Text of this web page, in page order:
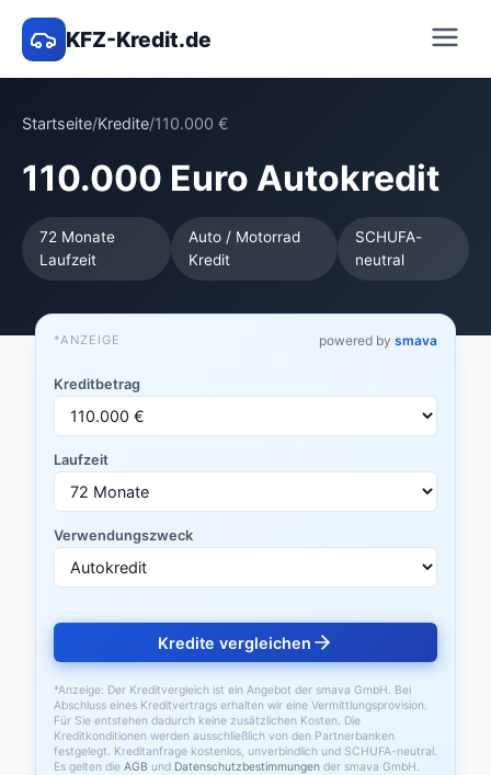
KFZ-Kredit.de
Startseite/Kredite/110.000 €
110.000 Euro Autokredit
72 Monate
Laufzeit
Auto / Motorrad
Kredit
SCHUFA-
neutral
*ANZEIGE powered by smava
Kreditbetrag
Laufzeit
Verwendungszweck
Kredite vergleichen
*Anzeige: Der Kreditvergleich ist ein Angebot der smava GmbH. Bei
Abschluss eines Kreditvertrags erhalten wir eine Vermittlungsprovision.
Für Sie entstehen dadurch keine zusätzlichen Kosten. Die
Kreditkonditionen werden ausschließlich von den Partnerbanken
festgelegt. Kreditanfrage kostenlos, unverbindlich und SCHUFA-neutral.
Es gelten die AGB und Datenschutzbestimmungen der smava GmbH.